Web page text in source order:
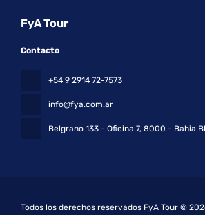
FyA Tour
Contacto
+54 9 2914 72-7573
info@fya.com.ar
Belgrano 133 - Oficina 7, 8000 - Bahia
Todos los derechos reservados FyA Tour ©